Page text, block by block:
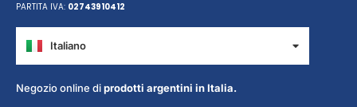
PARTITA IVA: 02743910412
Italiano
Español
Negozio online diprodotti argentini in Italia.